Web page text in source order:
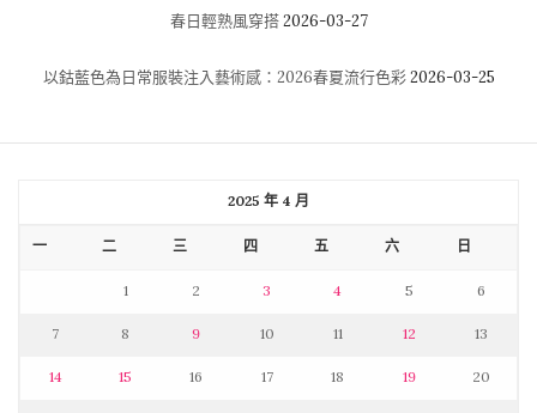
春日輕熟風穿搭 2026-03-27
以鈷藍色為日常服裝注入藝術感：2026春夏流行色彩 2026-03-25
2025 年 4 月
一 二 三 四 五 六 日
1 2 3 4 5 6
7 8 9 10 11 12 13
14 15 16 17 18 19 20